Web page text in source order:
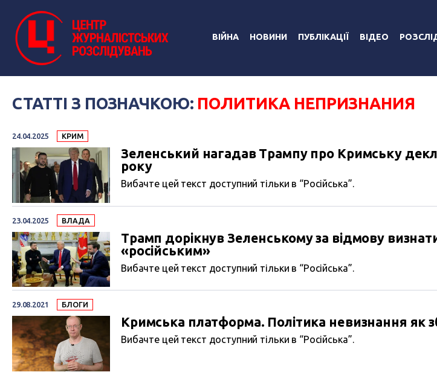
ВІЙНА НОВИНИ ПУБЛІКАЦІЇ ВІДЕО
СТАТТІ З ПОЗНАЧКОЮ: ПОЛИТИКА НЕПРИЗНАНИЯ
24.04.2025 КРИМ
Зеленський нагадав Трампу про Кримську
року
Вибачте цей текст доступний тільки в “Російська”.
23.04.2025 ВЛАДА
Трамп дорікнув Зеленському за відмову
«російським»
Вибачте цей текст доступний тільки в “Російська”.
29.08.2021 БЛОГИ
Кримська платформа. Політика невизнання як
Вибачте цей текст доступний тільки в “Російська”.